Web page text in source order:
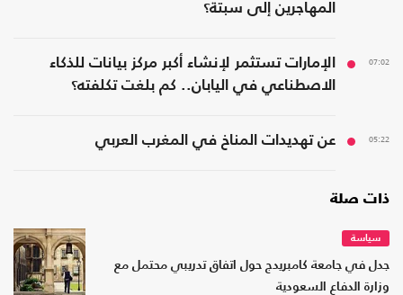
المهاجرين إلى سبتة؟
07:02
الإمارات تستثمر لإنشاء أكبر مركز بيانات للذكاء
الاصطناعي في اليابان.. كم بلغت تكلفته؟
05:22 عن تهديدات المناخ في المغرب العربي
ذات صلة
سياسة
جدل في جامعة كامبريدج حول اتفاق تدريبي محتمل مع
وزارة الدفاع السعودية